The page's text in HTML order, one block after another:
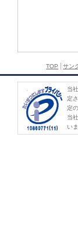
TOP サン
当
定
定
当
い